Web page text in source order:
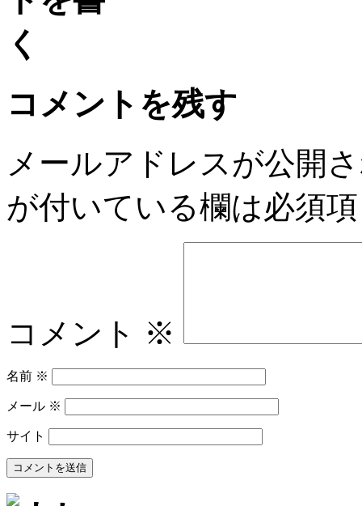
コメントを残す
メールアドレスが公開
が付いている欄は必須
コメント ※
名前 ※
メール ※
サイト